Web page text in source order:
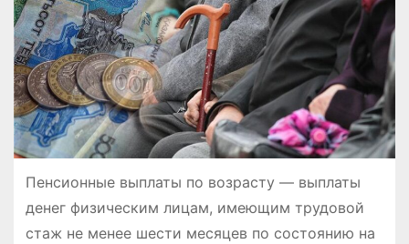
Пенсионные выплаты по возрасту — выплаты
денег физическим лицам, имеющим трудовой
стаж не менее шести месяцев по состоянию на